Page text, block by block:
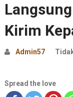
Kirim
Admin57
Spread the love